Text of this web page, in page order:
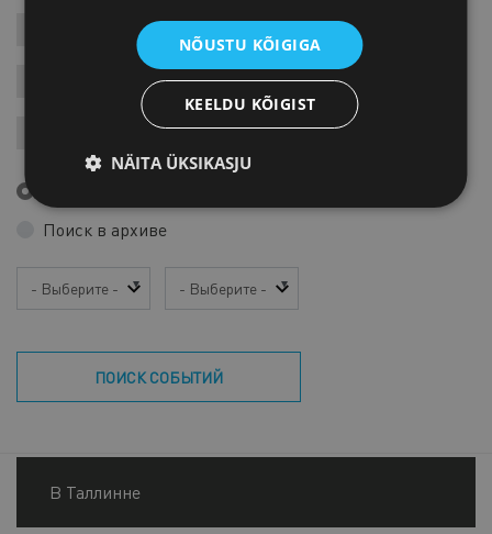
КОНТАКТЫ СОБЫТИЯ ДЛЯ ЧЛЕНОВ
ЯРМАРКИ ВАРИА
ЗАРУБЕЖНЫЕ ВИЗИТЫ
Поиск в архиве
Год Месяц
ПОИСК СОБЫТИЙ
В Таллинне
NÕUSTU KÕIGIGA
KEELDU KÕIGIST
NÄITA ÜKSIKASJU